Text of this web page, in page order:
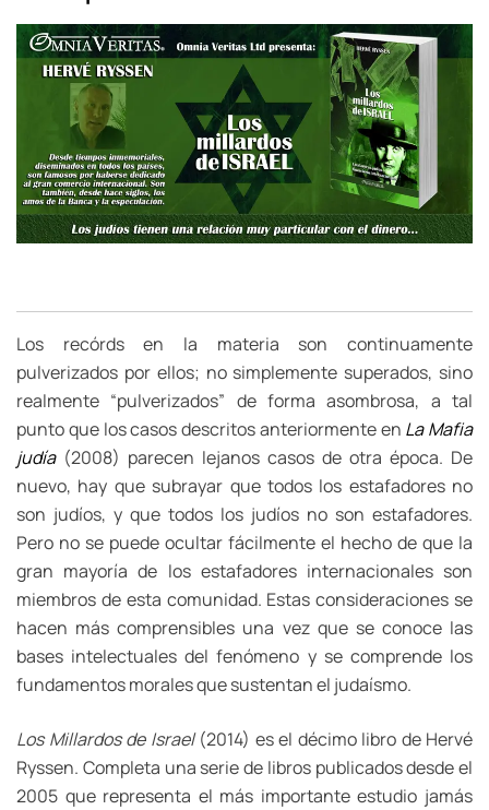
Los recórds en la materia son continuamente
pulverizados por ellos; no simplemente superados, sino
realmente “pulverizados” de forma asombrosa, a tal
punto que los casos descritos anteriormente en La Mafia
judía(2008) parecen lejanos casos de otra época. De
nuevo, hay que subrayar que todos los estafadores no
son judíos, y que todos los judíos no son estafadores.
Pero no se puede ocultar fácilmente el hecho de que la
gran mayoría de los estafadores internacionales son
miembros de esta comunidad. Estas consideraciones se
hacen más comprensibles una vez que se conoce las
bases intelectuales del fenómeno y se comprende los
fundamentos morales que sustentan el judaísmo.
Los Millardos de Israel (2014) es el décimo libro de Hervé
Ryssen. Completa una serie de libros publicados desde el
2005 que representa el más importante estudio jamás